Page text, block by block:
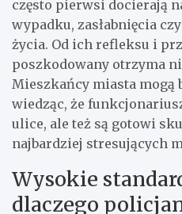
często pierwsi docierają
wypadku, zasłabnięcia
życia. Od ich refleksu i
poszkodowany otrzyma
Mieszkańcy miasta mogą
wiedząc, że
ulice, ale też są gotowi
najbardziej stresujących
Wysokie
dlaczego